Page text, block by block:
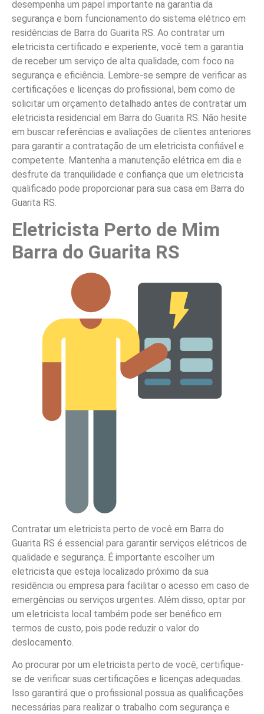
desempenha um papel importante na garantia da
segurança e bom funcionamento do sistema elétrico em
residências de Barra do Guarita RS. Ao contratar um
eletricista certificado e experiente, você tem a garantia
de receber um serviço de alta qualidade, com foco na
segurança e eficiência. Lembre-se sempre de verificar as
certificações e licenças do profissional, bem como de
solicitar um orçamento detalhado antes de contratar um
eletricista residencial em Barra do Guarita RS. Não hesite
em buscar referências e avaliações de clientes anteriores
para garantir a contratação de um eletricista confiável e
competente. Mantenha a manutenção elétrica em dia e
desfrute da tranquilidade e confiança que um eletricista
qualificado pode proporcionar para sua casa em Barra do
Guarita RS.
Eletricista Perto de Mim
Barra do Guarita RS
Contratar um eletricista perto de você em Barra do
Guarita RS é essencial para garantir serviços elétricos de
qualidade e segurança. É importante escolher um
eletricista que esteja localizado próximo da sua
residência ou empresa para facilitar o acesso em caso de
emergências ou serviços urgentes. Além disso, optar por
um eletricista local também pode ser benéfico em
termos de custo, pois pode reduzir o valor do
deslocamento.
Ao procurar por um eletricista perto de você, certifique-
se de verificar suas certificações e licenças adequadas.
Isso garantirá que o profissional possua as qualificações
necessárias para realizar o trabalho com segurança e